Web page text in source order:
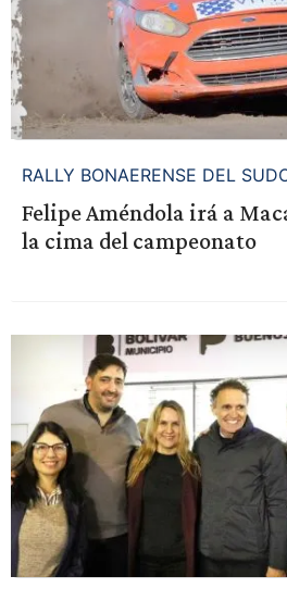
RALLY BONAERENSE DEL
Felipe Améndola irá a
la cima del campeonato